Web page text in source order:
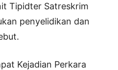
Tipidter Satreskrim
penyelidikan dan
Kejadian Perkara